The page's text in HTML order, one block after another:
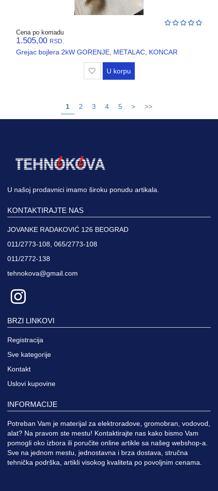
Cena po komadu
1.505,00 RSD.
Grejac bojlera 2kW GORENJE, METALAC, KONCAR
U korpu
1 2 3 4 5 > >>
U našoj prodavnici imamo široku ponudu artikala.
KONTAKTIRAJTE NAS
JOVANKE RADAKOVIĆ 126 BEOGRAD
011/2773-108, 065/2773-108
011/2772-138
tehnokova@gmail.com
BRZI LINKOVI
Registracija
Sve kategorije
Kontakt
Uslovi kupovine
INFORMACIJE
Potreban Vam je materijal za elektroradove, gromobran, vodovod,
alat? Na pravom ste mestu! Kontaktirajte nas kako bismo Vam
pomogli oko izbora ili poručite online artikle sa našeg webshop-a.
Sve na jednom mestu, jednostavna i brza dostava, stručna
tehnička podrška, artikli visokog kvaliteta po povoljnim cenama.